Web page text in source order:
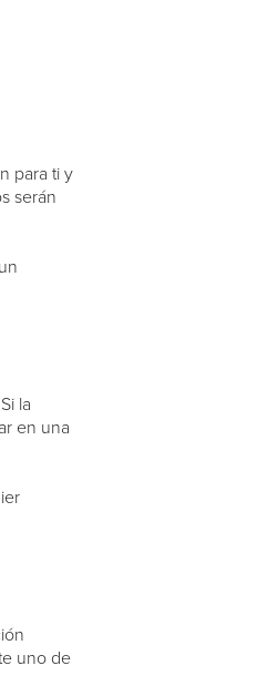
para ti y
serán
la
en una
uno de